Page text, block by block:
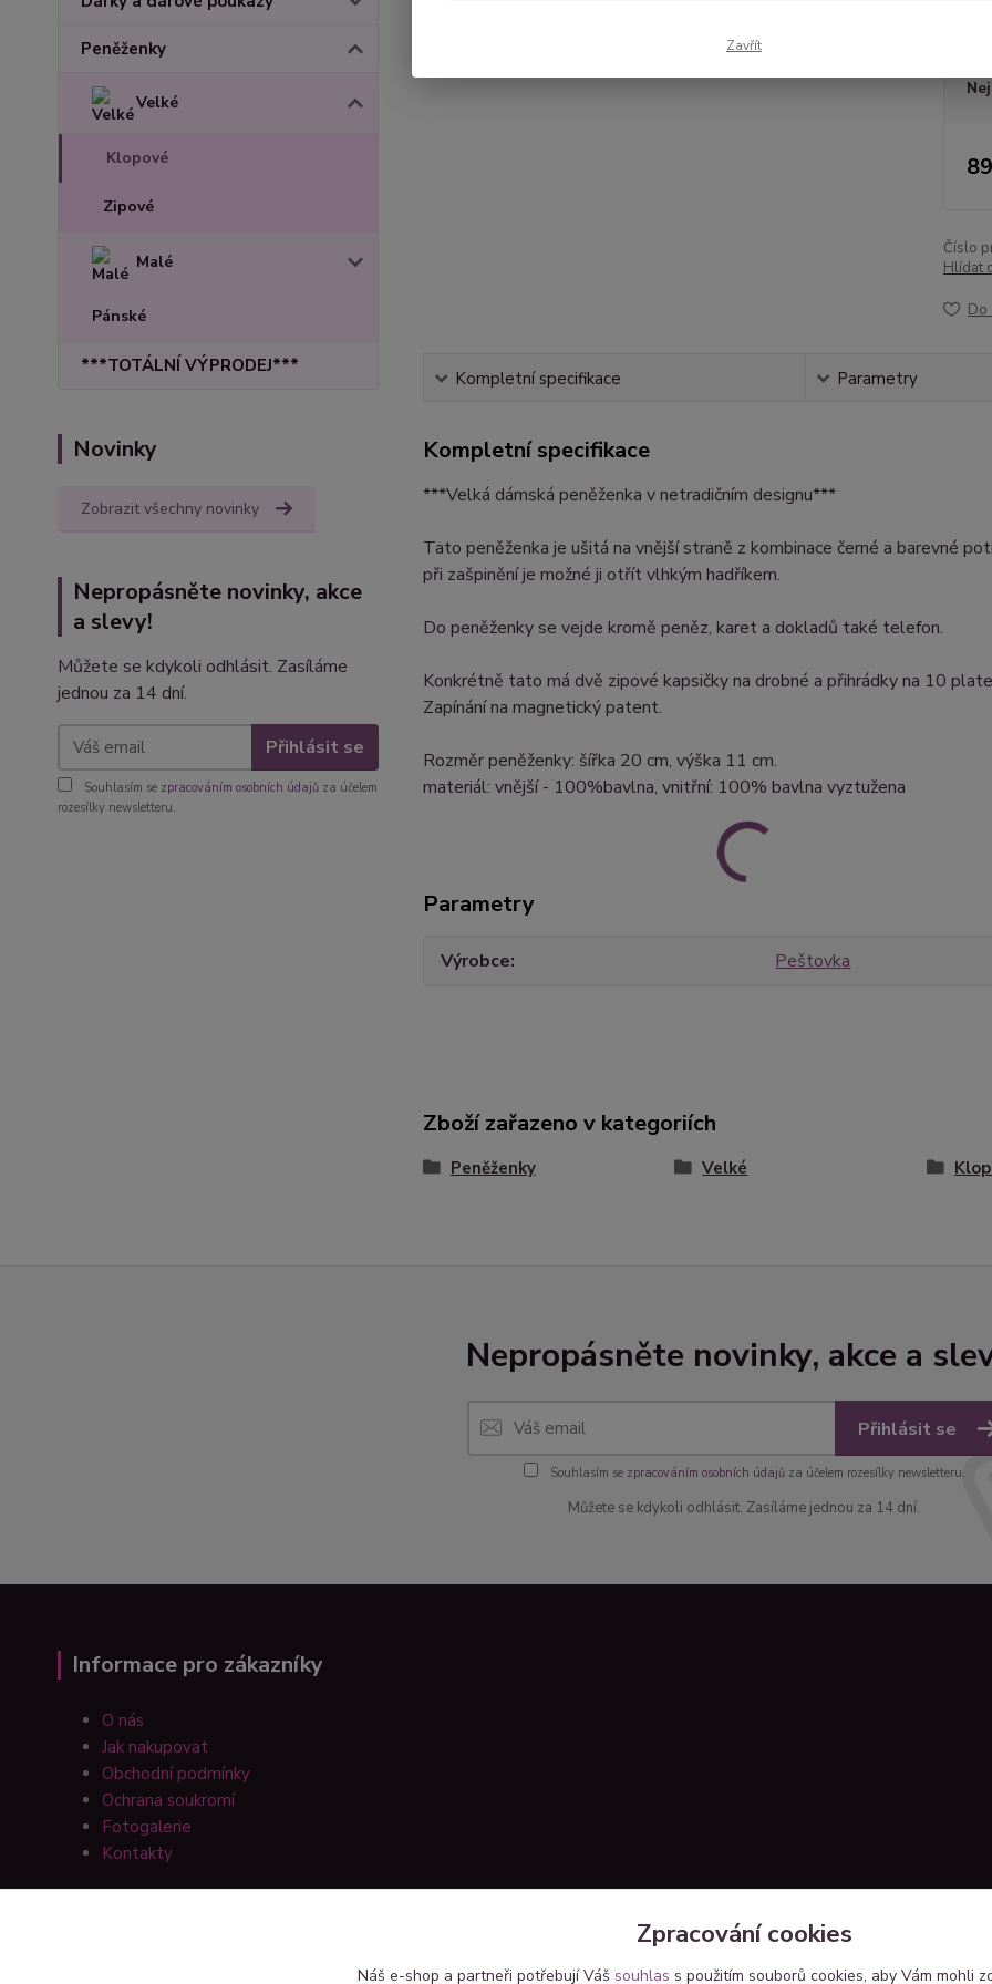
Peněženky
Velké
Klopové
Zipové
Malé
Pánské
***TOTÁLNÍ VÝPRODEJ***
Novinky
Zobrazit všechny novinky
Nepropásněte novinky, akce
a slevy!
Můžete se kdykoli odhlásit. Zasíláme
jednou za 14 dní.
Přihlásit se
Souhlasím se zpracováním osobních údajů za účelem
rozesílky newsletteru.
Číslo
Hlídat
Do
Kompletní specifikace Parametry
Kompletní specifikace
***Velká dámská peněženka v netradičním designu***
Tato peněženka je ušitá na vnější straně z kombinace černé a barevné
při zašpinění je možné ji otřít vlhkým hadříkem.
Do peněženky se vejde kromě peněz, karet a dokladů také telefon.
Konkrétně tato má dvě zipové kapsičky na drobné a přihrádky na 10
Zapínání na magnetický patent.
Rozměr peněženky: šířka 20 cm, výška 11 cm.
materiál: vnější - 100%bavlna, vnitřní: 100% bavlna vyztužena
Parametry
Výrobce Peštovka
Zboží zařazeno v kategoriích
Peněženky Velké
Nepropásněte novinky, akce a
Přihlásit se
Souhlasím se zpracováním osobních údajůza účelem rozesílky newsletteru.
Můžete se kdykoli odhlásit. Zasíláme jednou za 14 dní.
Informace pro zákazníky
O nás
Jak nakupovat
Obchodní podmínky
Ochrana soukromí
Fotogalerie
Kontakty
Zavřít
Zpracování cookies
Náš e-shop a partneři potřebují Váš souhlas s použitím souborů cookies, aby Vám mohli